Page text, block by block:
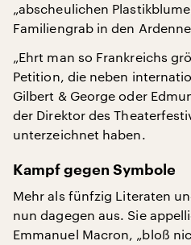
„abscheulichen
Familiengrab in den
„Ehrt man so Frankreichs
Petition, die neben
Gilbert & George oder
der Direktor des
unterzeichnet haben.
Kampf gegen Symbole
Mehr als fünfzig Literaten
nun dagegen aus. Sie
Emmanuel Macron, „bloß